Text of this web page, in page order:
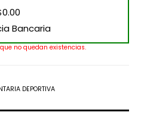
Bancaria
no quedan existencias.
DEPORTIVA